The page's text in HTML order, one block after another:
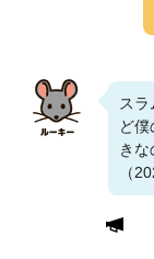
ス
ど
き
（